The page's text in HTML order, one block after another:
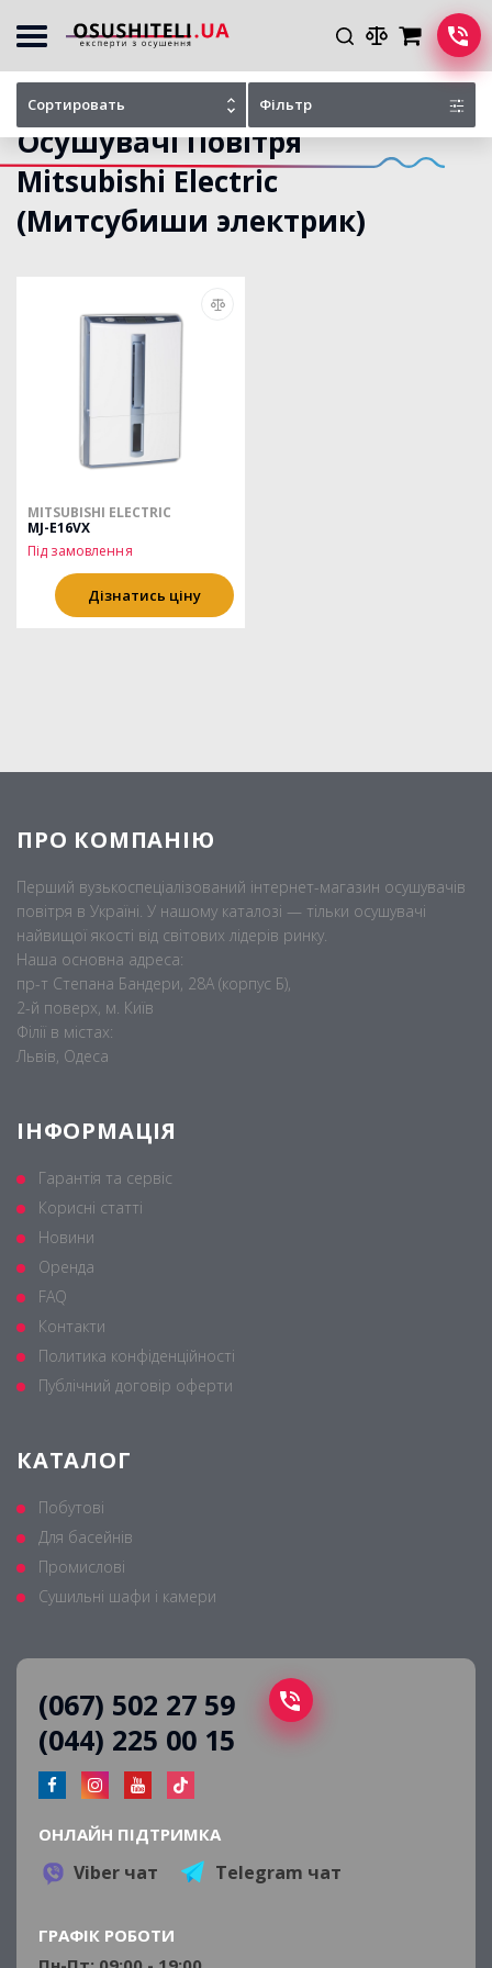
Осушувачі Повітря
Mitsubishi Electric
(Митсубиши электрик)
Сортировать Фільтр
MITSUBISHI ELECTRIC
MJ-E16VX
Під замовлення
Дізнатись ціну
ПРО КОМПАНІЮ
Перший вузькоспеціалізований інтернет-магазин осушувачів
повітря в Україні. У нашому каталозі — тільки осушувачі
найвищої якості від світових лідерів ринку.
Наша основна адреса:
пр-т Степана Бандери, 28А (корпус Б),
2-й поверх, м. Київ
Філії в містах:
Львів, Одеса
ІНФОРМАЦІЯ
Гарантія та сервіс
Корисні статті
Новини
Оренда
FAQ
Контакти
Политика конфіденційності
Публічний договір оферти
КАТАЛОГ
Побутові
Для басейнів
Промислові
Сушильні шафи і камери
(067) 502 27 59
(044) 225 00 15
ОНЛАЙН ПІДТРИМКА
Viber чат Telegram чат
ГРАФІК РОБОТИ